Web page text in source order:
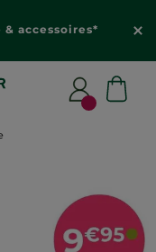
accessoires*